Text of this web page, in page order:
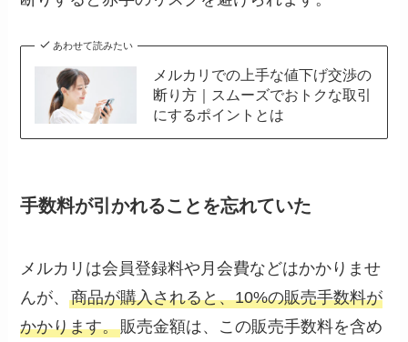
あわせて読みたい
メルカリでの上手な値下げ交渉の
断り方｜スムーズでおトクな取引
にするポイントとは
手数料が引かれることを忘れていた
メルカリは会員登録料や月会費などはかかりませ
んが、商品が購入されると、10%の販売手数料が
かかります。販売金額は、この販売手数料を含め